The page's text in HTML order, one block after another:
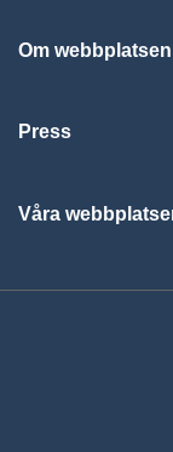
Om
Press
Våra